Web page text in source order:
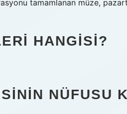
tamamlanan müze,
HANGISI?
NÜFUSU